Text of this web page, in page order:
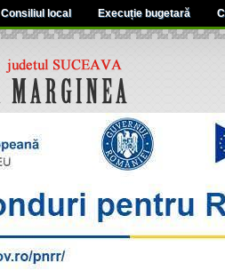
Consiliul local Execuție bugetară